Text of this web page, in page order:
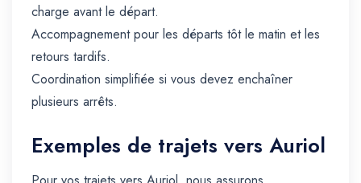
charge avant le départ.
Accompagnement pour les départs tôt le matin et les
retours tardifs.
Coordination simplifiée si vous devez enchaîner
plusieurs arrêts.
Exemples de trajets vers Auriol